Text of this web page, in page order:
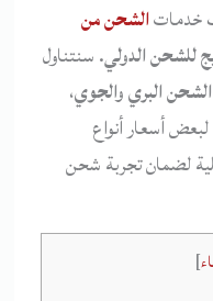
خدماتالشحن من
للشحن الدولي. سنتناول
الشحن البري والجوي،
أسعار أنواع
لضمان تجربة شحن
]